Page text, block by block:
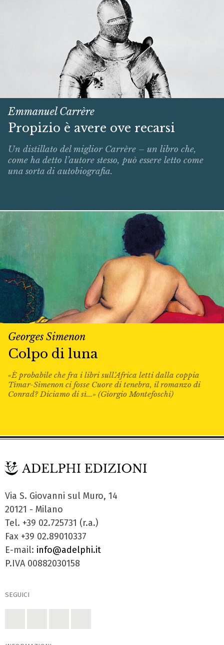
Emmanuel Carrère
Propizio è avere ove recarsi
Un distillato del miglior Carrère – un libro che,
come ha detto l’autore stesso, può essere letto come
una sorta di autobiografia.
Georges Simenon
Colpo di luna
«È probabile che fra i libri sull’Africa letti dalla coppia
Timar-Simenon ci fosse Cuore di tenebra, il romanzo di
Conrad? Diciamo di sì...» (Giorgio Montefoschi)
Via S. Giovanni sul Muro, 14
20121 - Milano
Tel. +39 02.725731 (r.a.)
Fax +39 02.89010337
E-mail: info@adelphi.it
P.IVA 00882030158
SEGUICI